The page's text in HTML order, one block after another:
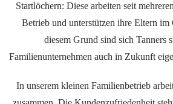
Startlöchern: Diese arbeiten seit
Betrieb und unterstützen ihre Eltern im
diesem Grund sind sich Tanners
Familienunternehmen auch in Zukunft
In unserem kleinen Familienbetrieb